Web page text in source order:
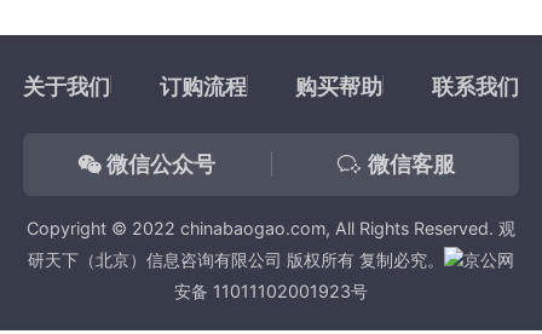
关于我们 订购流程 购买帮助 联系我们
微信公众号 微信客服
Copyright © 2022 chinabaogao.com, All Rights Reserved. 观
研天下（北京）信息咨询有限公司 版权所有 复制必究。
京公网
安备 11011102001923号